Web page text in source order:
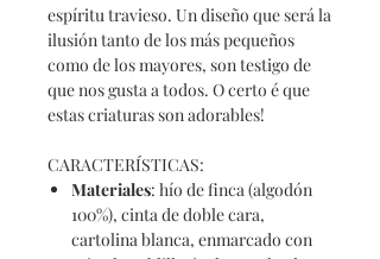
espíritu travieso. Un diseño que será la
ilusión tanto de los más pequeños
como de los mayores, son testigo de
que nos gusta a todos. O certo é que
estas criaturas son adorables!
CARACTERÍSTICAS:
Materiales: hío de finca (algodón
100%), cinta de doble cara,
cartolina blanca, enmarcado con